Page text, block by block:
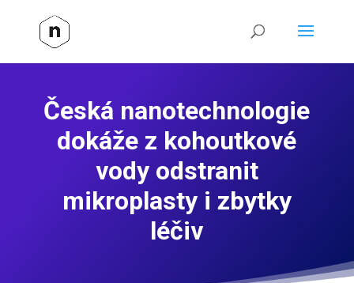
Česká nanotechnologie
dokáže z kohoutkové
vody odstranit
mikroplasty i zbytky
léčiv